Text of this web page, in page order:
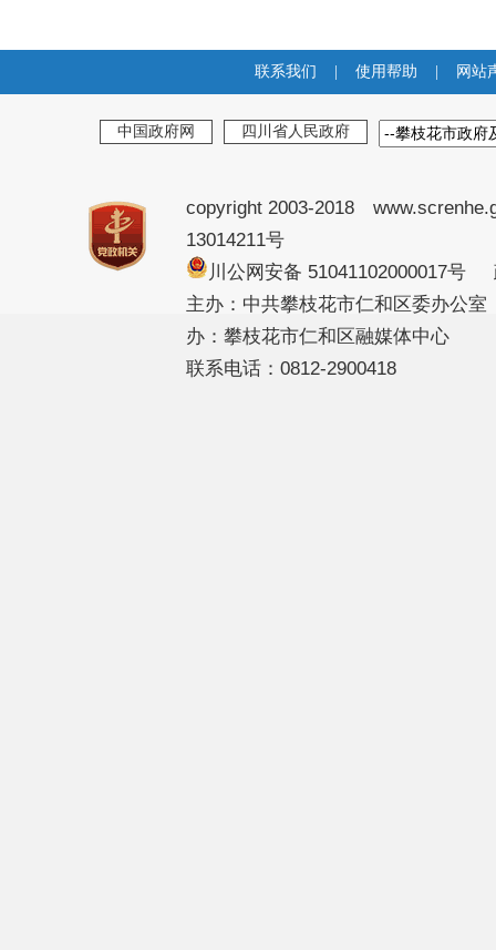
联系我们 使用帮助 网站
中国政府网 四川省人民政府
copyright 2003-2018
13014211号
川公网安备 51041102000017
主办：中共攀枝花市仁和区委办公
办：攀枝花市仁和区融媒体中心
联系电话：0812-2900418